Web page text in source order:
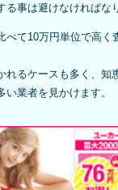
事は避けなければな
べて10万円単位で高く
れるケースも多く、知
い業者を見かけます。